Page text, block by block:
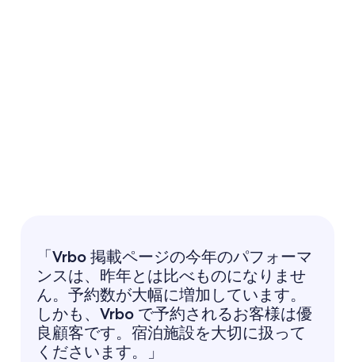
「Vrbo 掲載ページの今年のパフォーマ
ンスは、昨年とは比べものになりませ
ん。予約数が大幅に増加しています。
しかも、Vrbo で予約されるお客様は優
良顧客です。宿泊施設を大切に扱って
くださいます。」